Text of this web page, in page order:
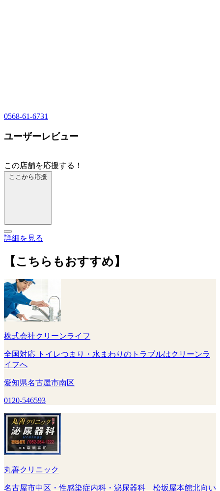
0568-61-6731
ユーザーレビュー
この店舗を応援する！
ここから応援
詳細を見る
【こちらもおすすめ】
株式会社クリーンライフ
全国対応 トイレつまり・水まわりのトラブルはクリーンラ
イフへ
愛知県名古屋市南区
0120-546593
丸善クリニック
名古屋市中区・性感染症内科・泌尿器科 松坂屋本館北向い